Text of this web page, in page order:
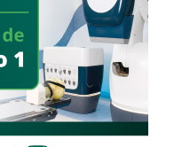
responsable de ella
la senadora es clara:
periodistas que